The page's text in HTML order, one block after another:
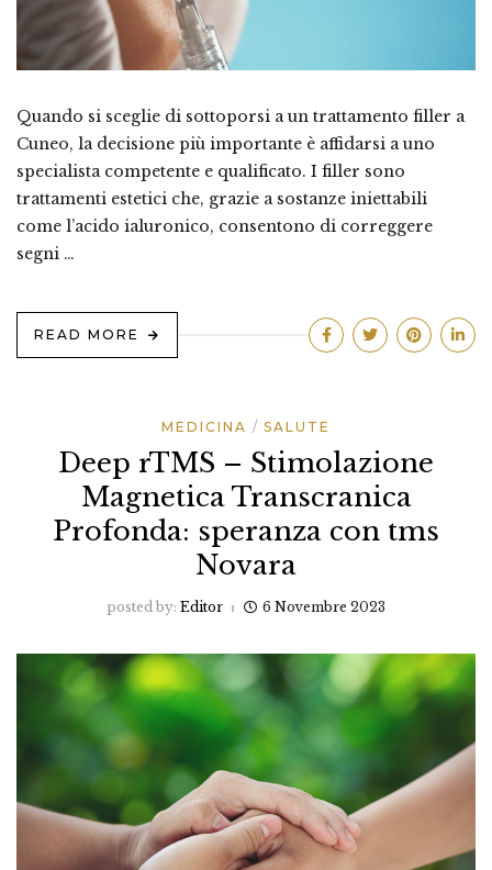
Quando si sceglie di sottoporsi a un trattamento filler a
Cuneo, la decisione più importante è affidarsi a uno
specialista competente e qualificato. I filler sono
trattamenti estetici che, grazie a sostanze iniettabili
come l’acido ialuronico, consentono di correggere
segni …
READ MORE
MEDICINA SALUTE
Deep rTMS – Stimolazione
Magnetica Transcranica
Profonda: speranza con tms
Novara
posted by: Editor 6 Novembre 2023